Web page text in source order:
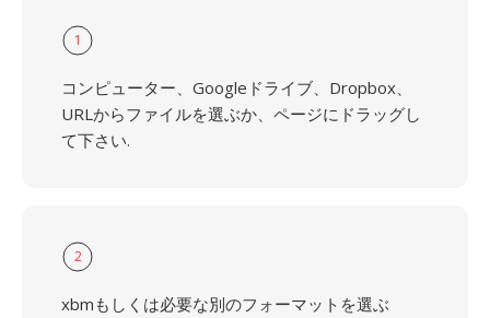
1
コンピューター、Googleドライブ、Dropbox、
URLからファイルを選ぶか、ページにドラッグし
て下さい.
2
xbmもしくは必要な別のフォーマットを選ぶ